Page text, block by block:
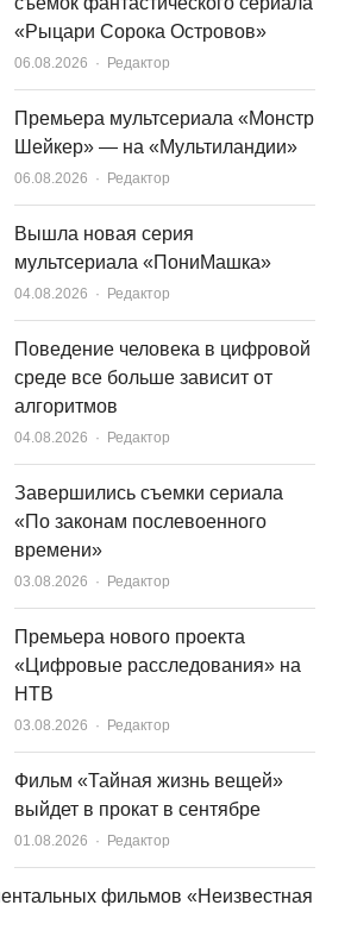
«Рыцари Сорока Островов»
06.08.2026 Author
Редактор
Премьера мультсериала «Монстр
Шейкер» — на «Мультиландии»
06.08.2026 Author
Редактор
Вышла новая серия
мультсериала «ПониМашка»
04.08.2026 Author
Редактор
Поведение человека в цифровой
среде все больше зависит от
алгоритмов
04.08.2026 Author
Редактор
Завершились съемки сериала
«По законам послевоенного
времени»
03.08.2026 Author
Редактор
Премьера нового проекта
«Цифровые расследования» на
НТВ
03.08.2026 Author
Редактор
Фильм «Тайная жизнь вещей»
выйдет в прокат в сентябре
01.08.2026 Author
Редактор
фильмов «Неизвестная